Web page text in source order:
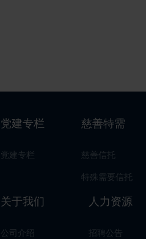
党建专栏
党建专栏
慈善特需
慈善信托
特殊需要信托
关于我们
公司介绍
人力资源
招聘公告